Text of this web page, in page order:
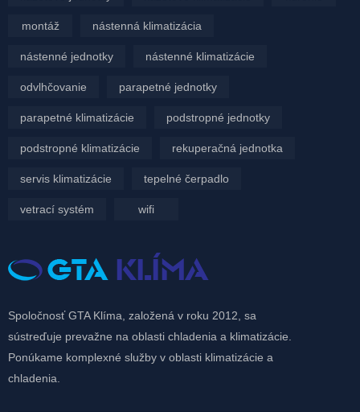
montáž nástenná klimatizácia
nástenné jednotky nástenné klimatizácie
odvlhčovanie parapetné jednotky
parapetné klimatizácie podstropné jednotky
podstropné klimatizácie rekuperačná jednotka
servis klimatizácie tepelné čerpadlo
vetrací systém wifi
Spoločnosť GTA Klíma, založená v roku 2012, sa
sústreďuje prevažne na oblasti chladenia a klimatizácie.
Ponúkame komplexné služby v oblasti klimatizácie a
chladenia.